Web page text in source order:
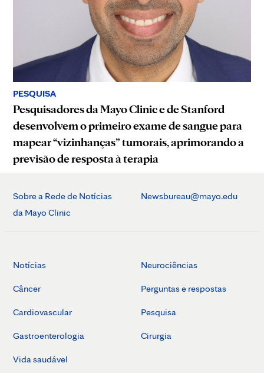
PESQUISA
Pesquisadores da Mayo Clinic e de Stanford
desenvolvem o primeiro exame de sangue para
mapear “vizinhanças” tumorais, aprimorando a
previsão de resposta à terapia
Sobre a Rede de Notícias
da Mayo Clinic
Newsbureau@mayo.edu
Notícias
Câncer
Cardiovascular
Gastroenterologia
Vida saudável
Neurociências
Perguntas e respostas
Pesquisa
Cirurgia